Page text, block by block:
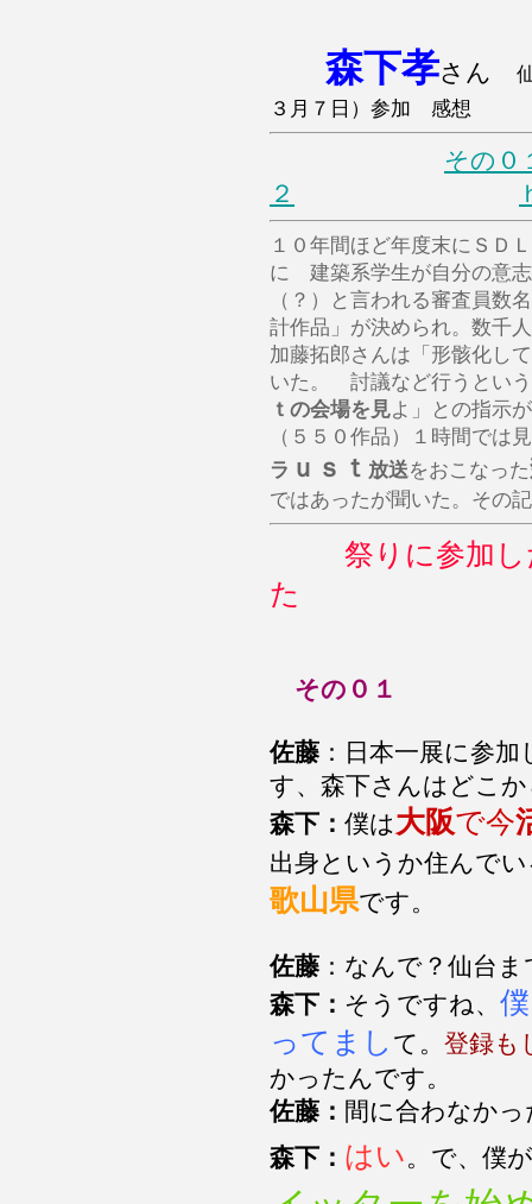
森下孝さん
３月７日）参加 感想
その０
２
１０年間ほど年度末にＳＤ
に 建築系学生が自分の意
（？）と言われる審査員
計作品」が決められ。数千
加藤拓郎さんは「形骸化し
いた。 討議など行うとい
ｔの会場を見よ」との指示
（５５０作品）１時間で
ラ ｕｓｔ 放送をおこなった
ではあったが聞いた。その
祭りに参加
た
その０１
佐藤 ：日本一展に参
す、森下さんはどこ
森下： 僕は大阪で今
出身というか住んで
歌山県です。
佐藤 ：なんで？仙台
森下： そうですね、
ってまし て。 登録も
かったんです。
佐藤： 間に合わなか
森下： はい。で、僕が